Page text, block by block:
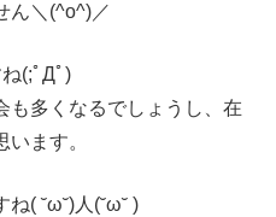
ん＼(^o^)／
(;ﾟДﾟ)
も多くなるでしょうし、在
ます。
( ˘ω˘)人(˘ω˘ )